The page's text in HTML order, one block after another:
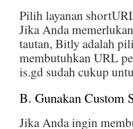
Pilih layanan
Jika Anda
tautan, Bitly adalah
membutuhkan URL
is.gd sudah cukup
B. Gunakan Custom
Jika Anda ingin